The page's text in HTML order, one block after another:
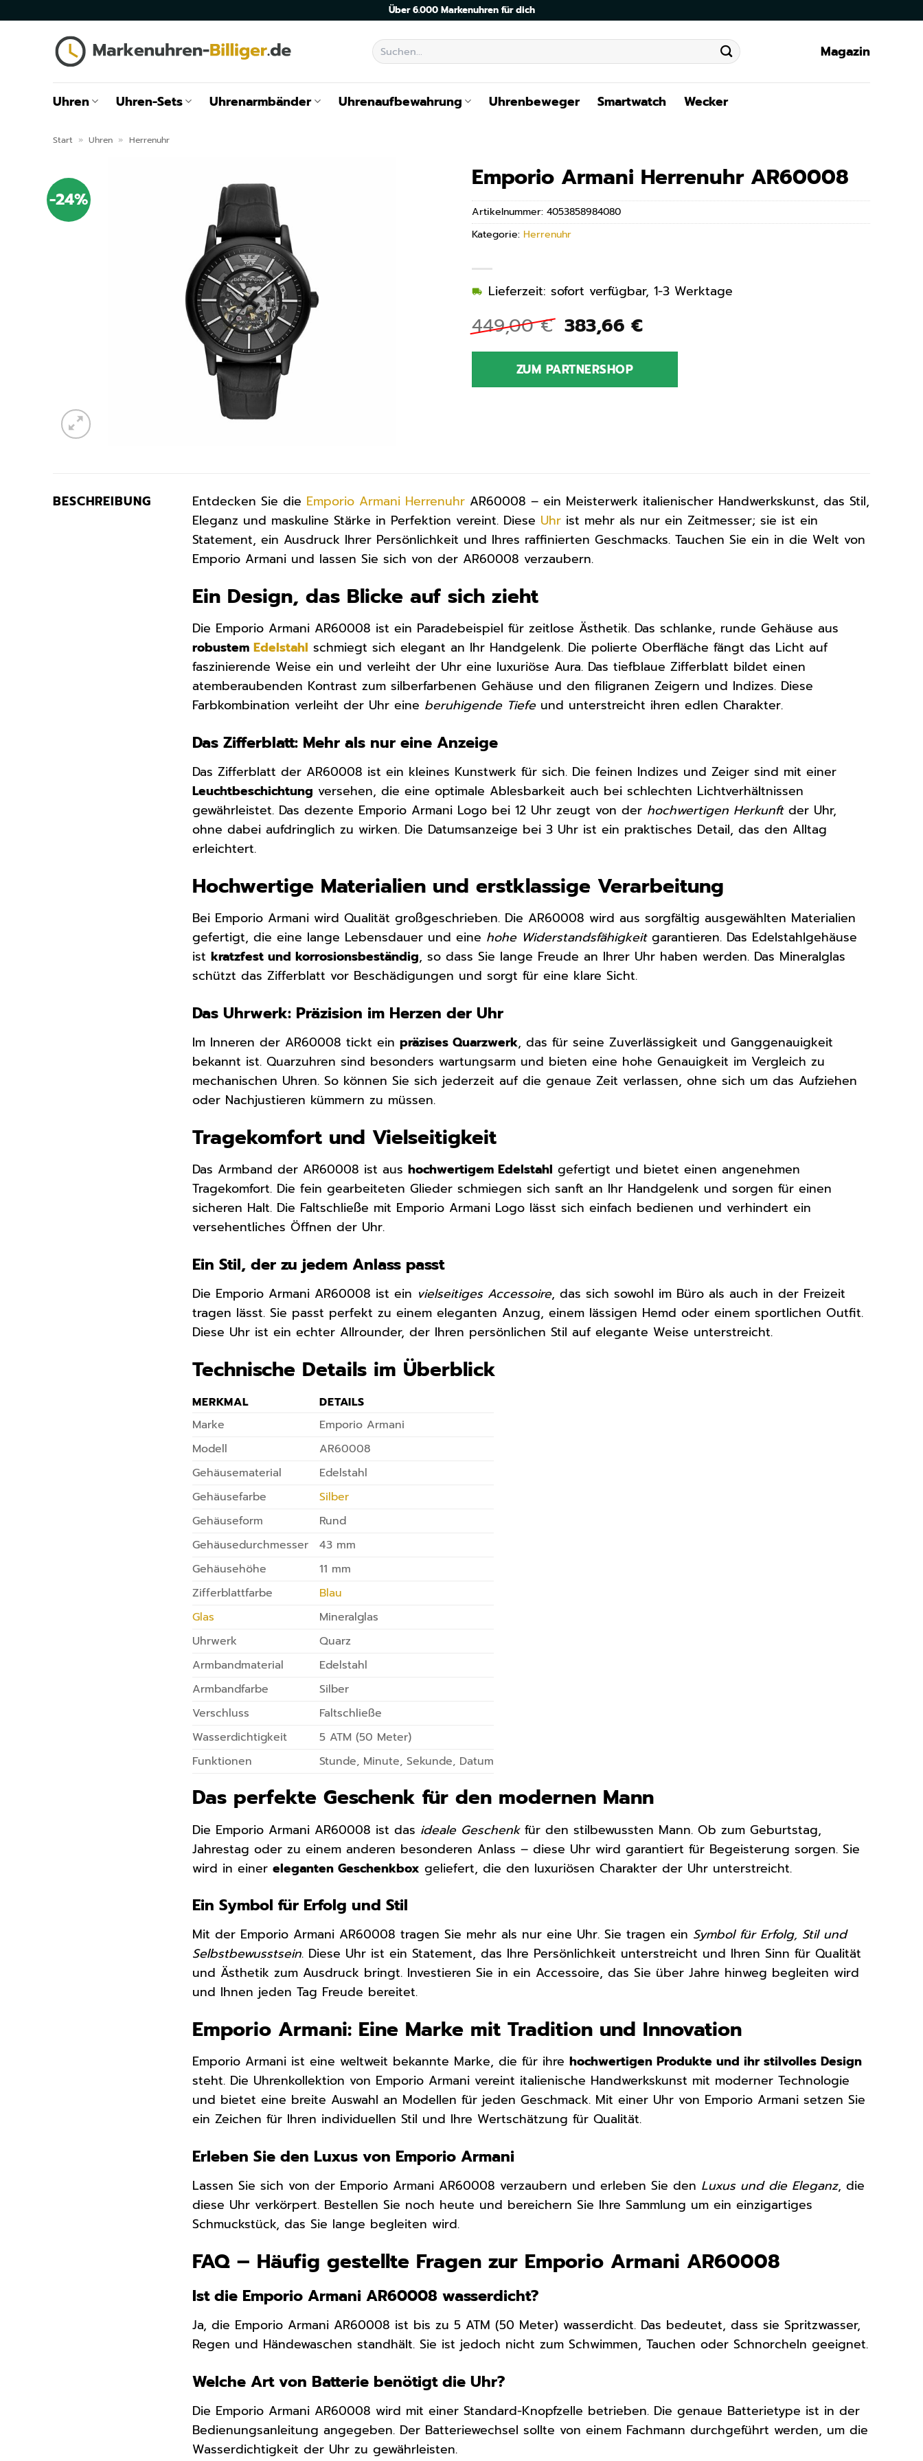
Über 6.000 Markenuhren für dich
Suchen
nach:
Magazin
Uhren Uhren-Sets Uhrenarmbänder Uhrenaufbewahrung Uhrenbeweger Smartwatch Wecker
Start » Uhren » Herrenuhr
-24%
Emporio Armani Herrenuhr AR60008
449,00€ Ursprünglicher
Preis
war:
449,00 €
383,66 €Aktueller
ist:
Lieferzeit: sofort verfügbar, 1-3 Werktage
ZUM PARTNERSHOP
Artikelnummer: 4053858984080
Kategorie: Herrenuhr
BESCHREIBUNG Entdecken Sie die Emporio Armani Herrenuhr AR60008 – ein Meisterwerk italienischer Handwerkskunst, das Stil,
Eleganz und maskuline Stärke in Perfektion vereint. Diese Uhr ist mehr als nur ein Zeitmesser; sie ist ein
Statement, ein Ausdruck Ihrer Persönlichkeit und Ihres raffinierten Geschmacks. Tauchen Sie ein in die Welt von
Emporio Armani und lassen Sie sich von der AR60008 verzaubern.
Ein Design, das Blicke auf sich zieht
Die Emporio Armani AR60008 ist ein Paradebeispiel für zeitlose Ästhetik. Das schlanke, runde Gehäuse aus
robustemEdelstahl schmiegt sich elegant an Ihr Handgelenk. Die polierte Oberfläche fängt das Licht auf
faszinierende Weise ein und verleiht der Uhr eine luxuriöse Aura. Das tiefblaue Zifferblatt bildet einen
atemberaubenden Kontrast zum silberfarbenen Gehäuse und den filigranen Zeigern und Indizes. Diese
Farbkombination verleiht der Uhr eine beruhigende Tiefeund unterstreicht ihren edlen Charakter.
Das Zifferblatt: Mehr als nur eine Anzeige
Das Zifferblatt der AR60008 ist ein kleines Kunstwerk für sich. Die feinen Indizes und Zeiger sind mit einer
Leuchtbeschichtung versehen, die eine optimale Ablesbarkeit auch bei schlechten Lichtverhältnissen
gewährleistet. Das dezente Emporio Armani Logo bei 12 Uhr zeugt von der hochwertigen Herkunftder Uhr,
ohne dabei aufdringlich zu wirken. Die Datumsanzeige bei 3 Uhr ist ein praktisches Detail, das den Alltag
erleichtert.
Hochwertige Materialien und erstklassige Verarbeitung
Bei Emporio Armani wird Qualität großgeschrieben. Die AR60008 wird aus sorgfältig ausgewählten Materialien
gefertigt, die eine lange Lebensdauer und eine hohe Widerstandsfähigkeitgarantieren. Das Edelstahlgehäuse
istkratzfest und korrosionsbeständig, so dass Sie lange Freude an Ihrer Uhr haben werden. Das Mineralglas
schützt das Zifferblatt vor Beschädigungen und sorgt für eine klare Sicht.
Das Uhrwerk: Präzision im Herzen der Uhr
Im Inneren der AR60008 tickt einpräzises Quarzwerk, das für seine Zuverlässigkeit und Ganggenauigkeit
bekannt ist. Quarzuhren sind besonders wartungsarm und bieten eine hohe Genauigkeit im Vergleich zu
mechanischen Uhren. So können Sie sich jederzeit auf die genaue Zeit verlassen, ohne sich um das Aufziehen
oder Nachjustieren kümmern zu müssen.
Tragekomfort und Vielseitigkeit
Das Armband der AR60008 ist aushochwertigem Edelstahl gefertigt und bietet einen angenehmen
Tragekomfort. Die fein gearbeiteten Glieder schmiegen sich sanft an Ihr Handgelenk und sorgen für einen
sicheren Halt. Die Faltschließe mit Emporio Armani Logo lässt sich einfach bedienen und verhindert ein
versehentliches Öffnen der Uhr.
Ein Stil, der zu jedem Anlass passt
Die Emporio Armani AR60008 ist ein vielseitiges Accessoire, das sich sowohl im Büro als auch in der Freizeit
tragen lässt. Sie passt perfekt zu einem eleganten Anzug, einem lässigen Hemd oder einem sportlichen Outfit.
Diese Uhr ist ein echter Allrounder, der Ihren persönlichen Stil auf elegante Weise unterstreicht.
Technische Details im Überblick
MERKMAL
DETAILS
Marke
Emporio Armani
Modell
AR60008
Gehäusematerial
Edelstahl
Gehäusefarbe
Silber
Gehäuseform
Rund
Gehäusedurchmesser
43 mm
Gehäusehöhe
11 mm
Zifferblattfarbe
Blau
Glas
Mineralglas
Uhrwerk
Quarz
Armbandmaterial
Edelstahl
Armbandfarbe
Silber
Verschluss
Faltschließe
Wasserdichtigkeit
5 ATM (50 Meter)
Funktionen
Stunde, Minute, Sekunde, Datum
Das perfekte Geschenk für den modernen Mann
Die Emporio Armani AR60008 ist das ideale Geschenkfür den stilbewussten Mann. Ob zum Geburtstag,
Jahrestag oder zu einem anderen besonderen Anlass – diese Uhr wird garantiert für Begeisterung sorgen. Sie
wird in einereleganten Geschenkbox geliefert, die den luxuriösen Charakter der Uhr unterstreicht.
Ein Symbol für Erfolg und Stil
Mit der Emporio Armani AR60008 tragen Sie mehr als nur eine Uhr. Sie tragen ein Symbol für Erfolg, Stil und
Selbstbewusstsein. Diese Uhr ist ein Statement, das Ihre Persönlichkeit unterstreicht und Ihren Sinn für Qualität
und Ästhetik zum Ausdruck bringt. Investieren Sie in ein Accessoire, das Sie über Jahre hinweg begleiten wird
und Ihnen jeden Tag Freude bereitet.
Emporio Armani: Eine Marke mit Tradition und Innovation
Emporio Armani ist eine weltweit bekannte Marke, die für ihrehochwertigen Produkte und ihr stilvolles Design
steht. Die Uhrenkollektion von Emporio Armani vereint italienische Handwerkskunst mit moderner Technologie
und bietet eine breite Auswahl an Modellen für jeden Geschmack. Mit einer Uhr von Emporio Armani setzen Sie
ein Zeichen für Ihren individuellen Stil und Ihre Wertschätzung für Qualität.
Erleben Sie den Luxus von Emporio Armani
Lassen Sie sich von der Emporio Armani AR60008 verzaubern und erleben Sie den Luxus und die Eleganz, die
diese Uhr verkörpert. Bestellen Sie noch heute und bereichern Sie Ihre Sammlung um ein einzigartiges
Schmuckstück, das Sie lange begleiten wird.
FAQ – Häufig gestellte Fragen zur Emporio Armani AR60008
Ist die Emporio Armani AR60008 wasserdicht?
Ja, die Emporio Armani AR60008 ist bis zu 5 ATM (50 Meter) wasserdicht. Das bedeutet, dass sie Spritzwasser,
Regen und Händewaschen standhält. Sie ist jedoch nicht zum Schwimmen, Tauchen oder Schnorcheln geeignet.
Welche Art von Batterie benötigt die Uhr?
Die Emporio Armani AR60008 wird mit einer Standard-Knopfzelle betrieben. Die genaue Batterietype ist in der
Bedienungsanleitung angegeben. Der Batteriewechsel sollte von einem Fachmann durchgeführt werden, um die
Wasserdichtigkeit der Uhr zu gewährleisten.